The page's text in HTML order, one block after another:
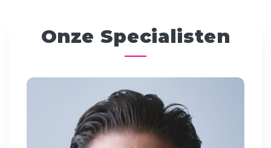
Onze Specialisten